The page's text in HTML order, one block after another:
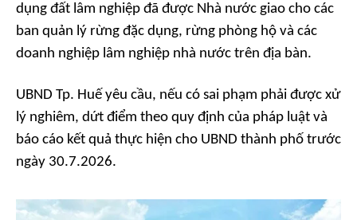
dụng đất lâm nghiệp đã được Nhà nước giao cho các
ban quản lý rừng đặc dụng, rừng phòng hộ và các
doanh nghiệp lâm nghiệp nhà nước trên địa bàn.
UBND Tp. Huế yêu cầu, nếu có sai phạm phải được xử
lý nghiêm, dứt điểm theo quy định của pháp luật và
báo cáo kết quả thực hiện cho UBND thành phố trước
ngày 30.7.2026.